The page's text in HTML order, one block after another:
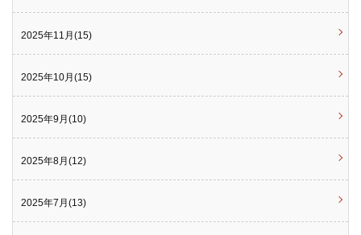
2025年11月(15)
2025年10月(15)
2025年9月(10)
2025年8月(12)
2025年7月(13)